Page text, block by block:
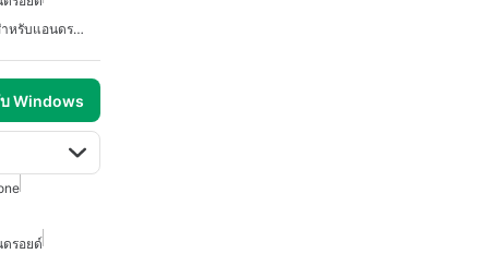
เกมผจญภัยแบบชี้แล้วคลิกสำหรับแอนดรอยด์
Windows
ดรอยด์